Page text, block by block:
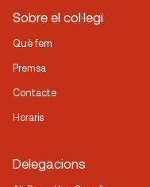
Sobre el col·legi
Què fem
Premsa
Contacte
Horaris
Delegacions